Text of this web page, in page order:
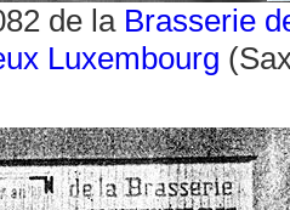
de la Brasserie
Luxembourg